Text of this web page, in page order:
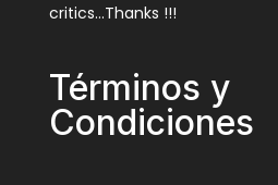
critics…Thanks !!!
Términos y
Condiciones